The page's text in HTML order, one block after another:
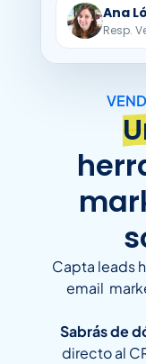
Ana
Resp.
Capta leads
email
Sabrás de
directo al